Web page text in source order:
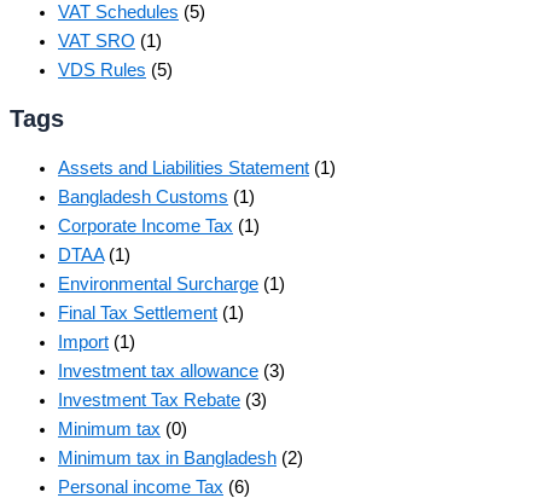
VAT Schedules (5)
VAT SRO (1)
VDS Rules (5)
Tags
Assets and Liabilities Statement (1)
Bangladesh Customs (1)
Corporate Income Tax (1)
DTAA(1)
Environmental Surcharge (1)
Final Tax Settlement (1)
Import (1)
Investment tax allowance (3)
Investment Tax Rebate (3)
Minimum tax (0)
Minimum tax in Bangladesh (2)
Personal income Tax (6)